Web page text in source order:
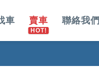
車 賣車 聯絡我們